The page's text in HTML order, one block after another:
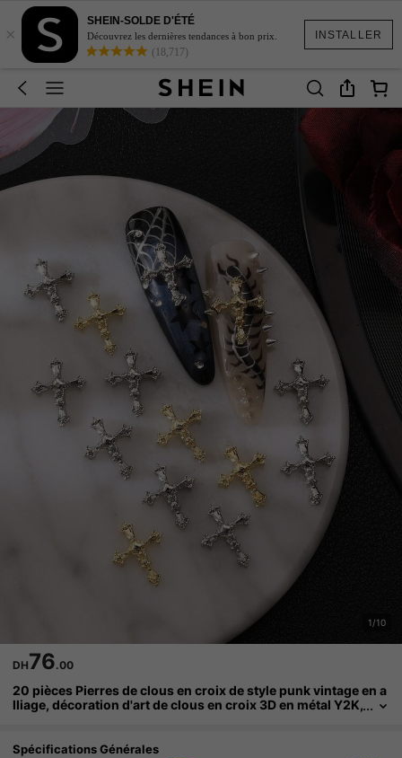
INSTALLER
×
SHEIN-SOLDE D'ÉTÉ
Découvrez les dernières tendances à bon prix.
(18,717)
1/10
DH76.00
20 pièces Pierres de clous en croix de style punk vintage en a
lliage, décoration d'art de clous en croix 3D en métal Y2K,
Spécifications Générales